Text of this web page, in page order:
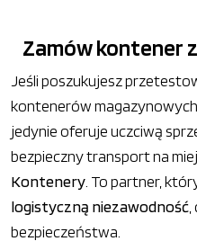
Zamów kontener
Jeśli poszukujesz
kontenerów
jedynie oferuje uczciwą
bezpieczny transport na
Kontenery. To partner,
logistyczną niezawodność,
bezpieczeństwa.